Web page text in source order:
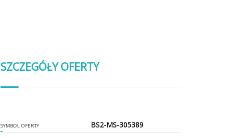
SZCZEGÓŁY OFERTY
SYMBOL OFERTY BS2-MS-305389